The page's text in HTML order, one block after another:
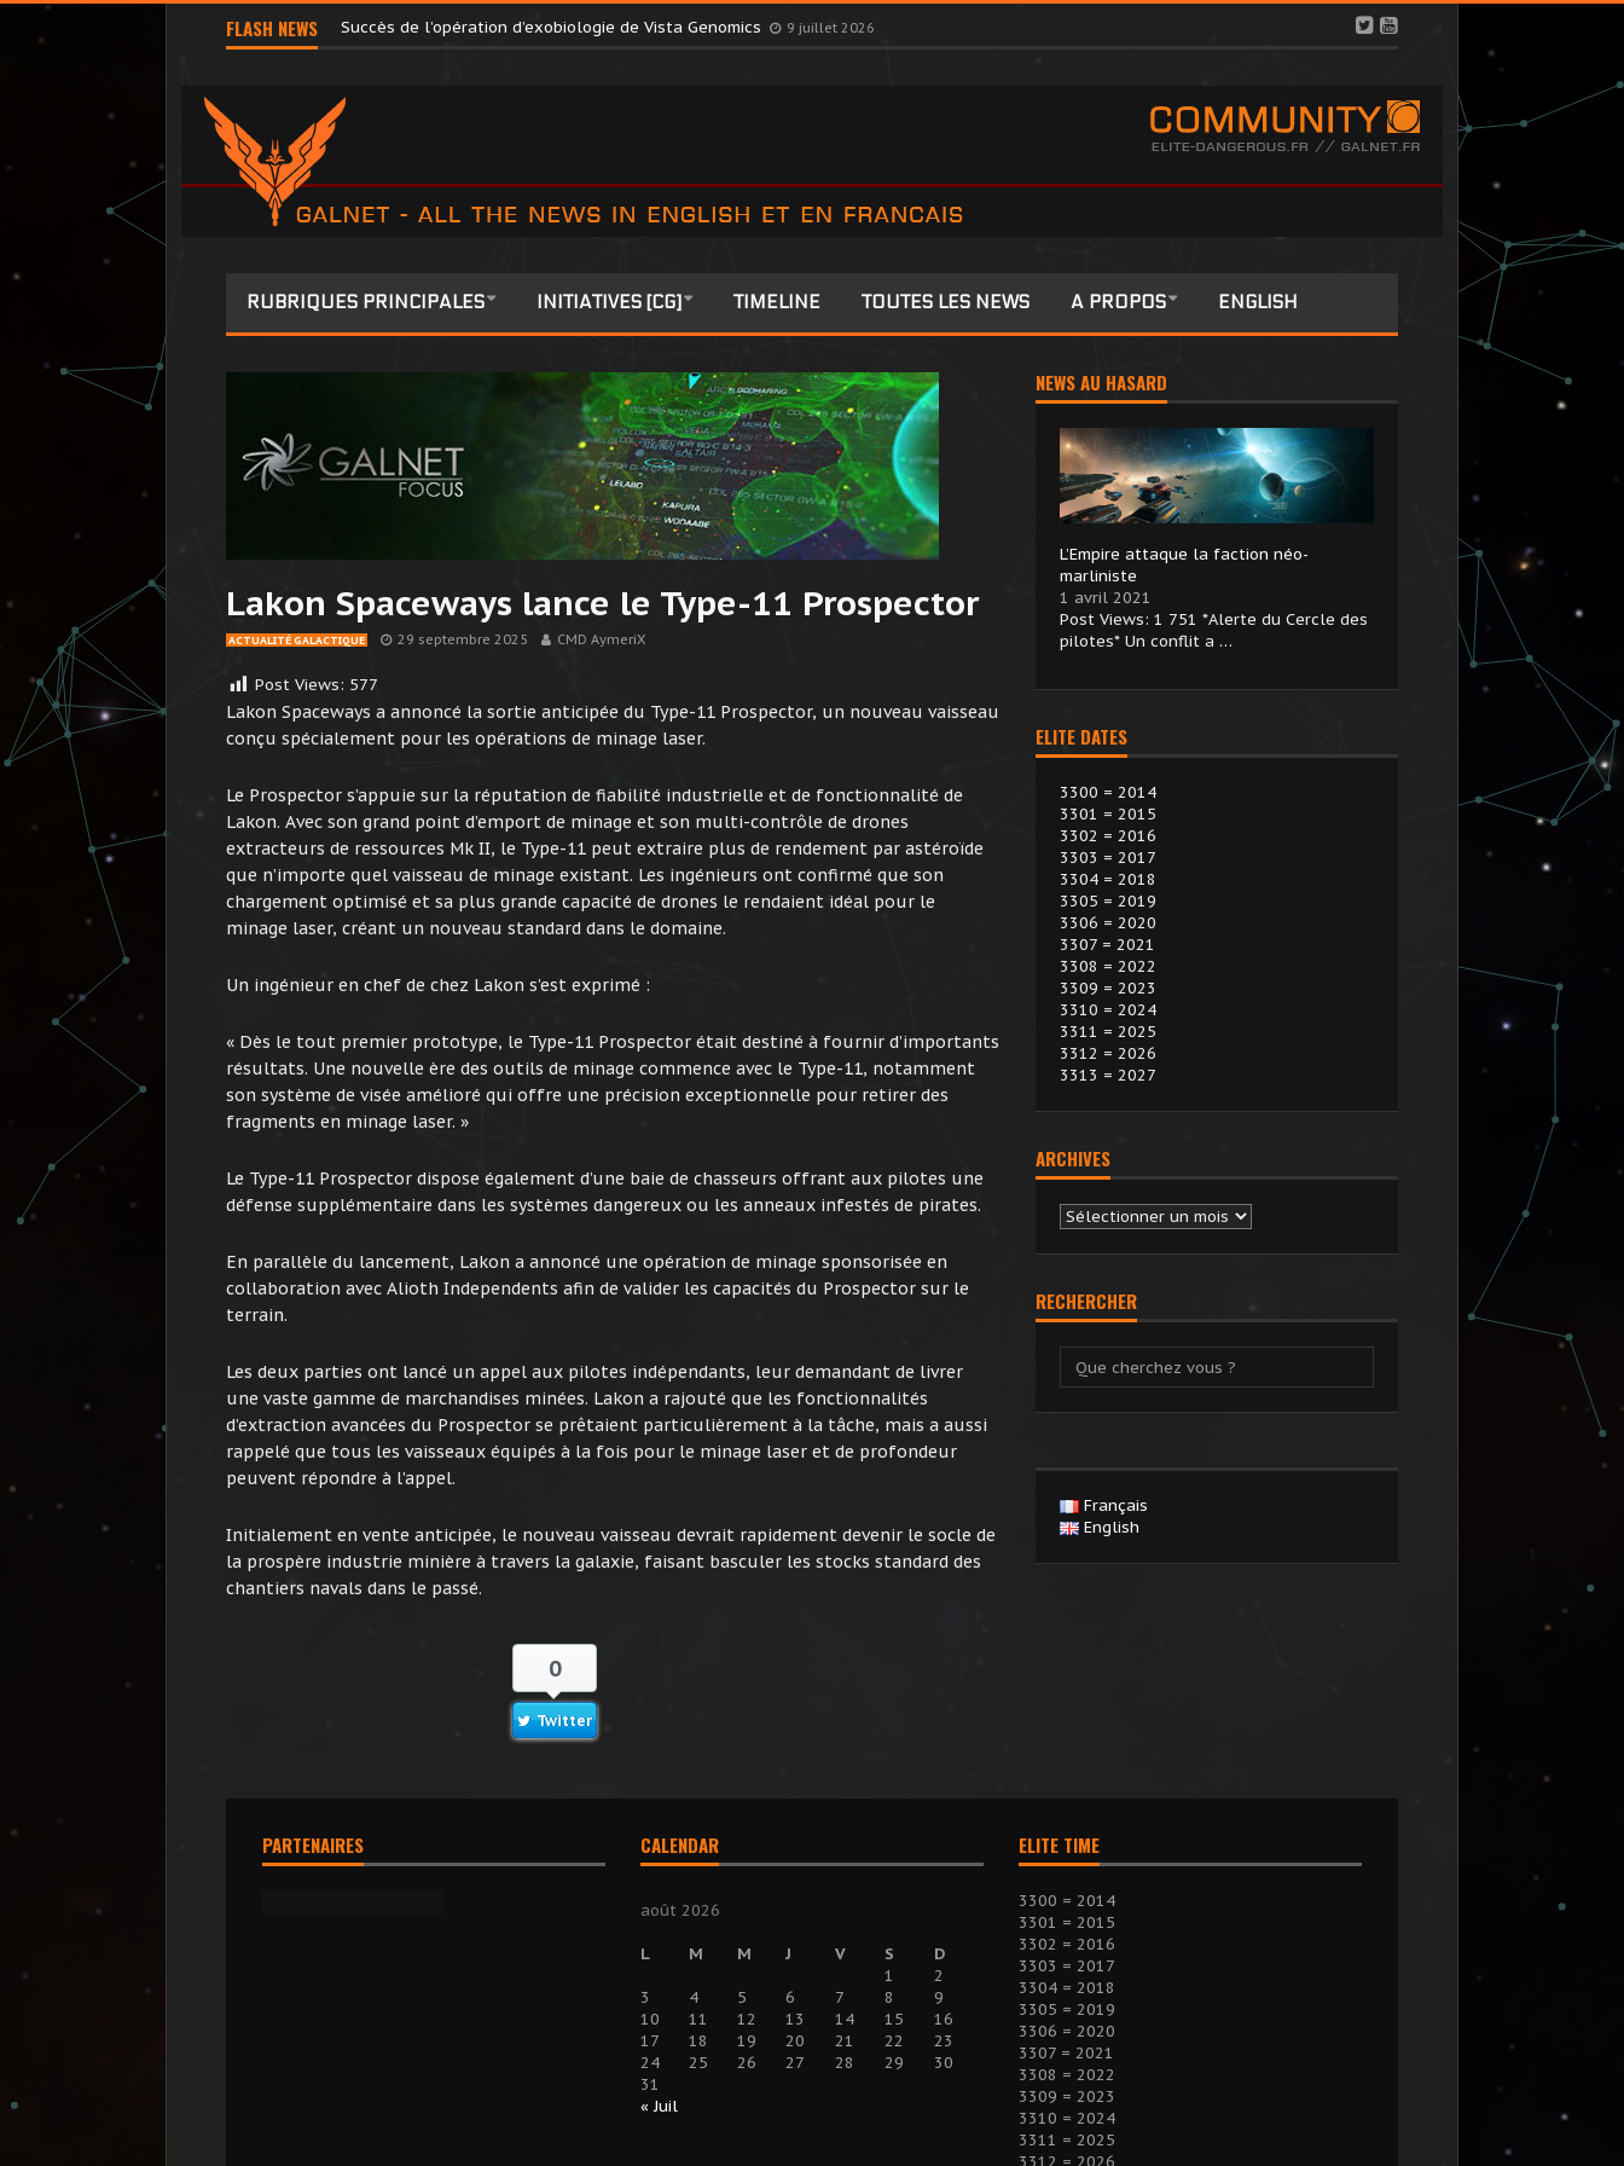
FLASH NEWS
Succès de l’opération d’exobiologie de Vista Genomics
Terri Tora libérée par l’October Consortium dans une décision surprise
RUBRIQUES PRINCIPALES INITIATIVES [CG] TIMELINE TOUTES LES NEWS A PROPOS ENGLISH
Lakon Spaceways lance le Type-11 Prospector
ACTUALITÉ GALACTIQUE 29 septembre 2025 CMD AymeriX
Post Views: 577
Lakon Spaceways a annoncé la sortie anticipée du Type-11 Prospector, un nouveau vaisseau
conçu spécialement pour les opérations de minage laser.
Le Prospector s’appuie sur la réputation de fiabilité industrielle et de fonctionnalité de
Lakon. Avec son grand point d’emport de minage et son multi-contrôle de drones
extracteurs de ressources Mk II, le Type-11 peut extraire plus de rendement par astéroïde
que n’importe quel vaisseau de minage existant. Les ingénieurs ont confirmé que son
chargement optimisé et sa plus grande capacité de drones le rendaient idéal pour le
minage laser, créant un nouveau standard dans le domaine.
Un ingénieur en chef de chez Lakon s’est exprimé :
« Dès le tout premier prototype, le Type-11 Prospector était destiné à fournir d’importants
résultats. Une nouvelle ère des outils de minage commence avec le Type-11, notamment
son système de visée amélioré qui offre une précision exceptionnelle pour retirer des
fragments en minage laser. »
Le Type-11 Prospector dispose également d’une baie de chasseurs offrant aux pilotes une
défense supplémentaire dans les systèmes dangereux ou les anneaux infestés de pirates.
En parallèle du lancement, Lakon a annoncé une opération de minage sponsorisée en
collaboration avec Alioth Independents afin de valider les capacités du Prospector sur le
terrain.
Les deux parties ont lancé un appel aux pilotes indépendants, leur demandant de livrer
une vaste gamme de marchandises minées. Lakon a rajouté que les fonctionnalités
d’extraction avancées du Prospector se prêtaient particulièrement à la tâche, mais a aussi
rappelé que tous les vaisseaux équipés à la fois pour le minage laser et de profondeur
peuvent répondre à l’appel.
Initialement en vente anticipée, le nouveau vaisseau devrait rapidement devenir le socle de
la prospère industrie minière à travers la galaxie, faisant basculer les stocks standard des
chantiers navals dans le passé.
0
Twitter
NEWS AU HASARD
L’Empire attaque la faction néo-
marliniste
1 avril 2021
Post Views: 1 751 *Alerte du Cercle des
pilotes* Un conflit a …
ELITE DATES
3300 = 2014
3301 = 2015
3302 = 2016
3303 = 2017
3304 = 2018
3305 = 2019
3306 = 2020
3307 = 2021
3308 = 2022
3309 = 2023
3310 = 2024
3311 = 2025
3312 = 2026
3313 = 2027
ARCHIVES
Archives
RECHERCHER
Français
English
PARTENAIRES CALENDAR
août 2026
L M M J V S
D
1
2
3
4 5 6 7 8
9
10
11 12 13 14 15
16
17
18 19 20 21 22
23
24
25 26 27 28 29
30
31
« Juil
ELITE TIME
3300 = 2014
3301 = 2015
3302 = 2016
3303 = 2017
3304 = 2018
3305 = 2019
3306 = 2020
3307 = 2021
3308 = 2022
3309 = 2023
3310 = 2024
3311 = 2025
3312 = 2026